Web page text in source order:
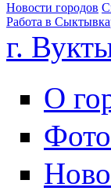
Новости городов
Работа в
г.
О